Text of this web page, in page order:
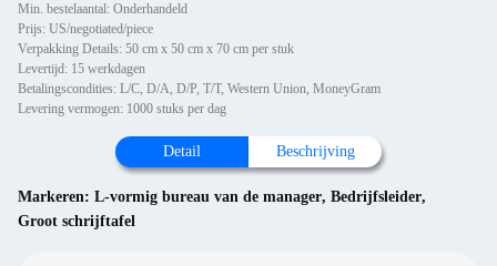
Min. bestelaantal: Onderhandeld
Prijs: US/negotiated/piece
Verpakking Details: 50 cm x 50 cm x 70 cm per stuk
Levertijd: 15 werkdagen
Betalingscondities: L/C, D/A, D/P, T/T, Western Union, MoneyGram
Levering vermogen: 1000 stuks per dag
Detail Beschrijving
Markeren: L-vormig bureau van de manager, Bedrijfsleider,
Groot schrijftafel